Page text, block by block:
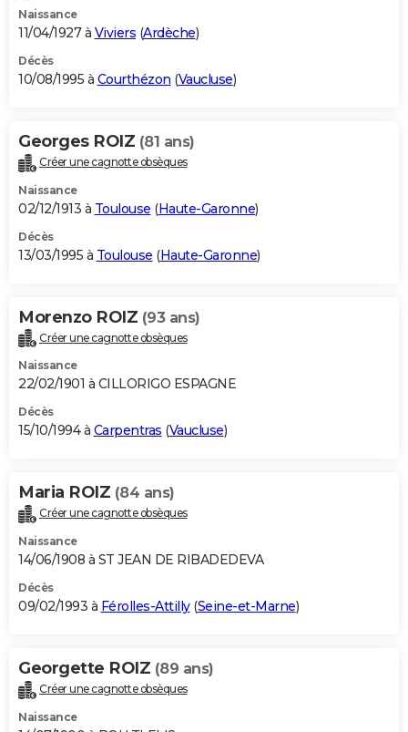
Naissance
11/04/1927 à Viviers (Ardèche)
Décès
10/08/1995 à Courthézon (Vaucluse)
Georges ROIZ (81 ans)
Créer une cagnotte obsèques
Naissance
02/12/1913 à Toulouse (Haute-Garonne)
Décès
13/03/1995 à Toulouse (Haute-Garonne)
Morenzo ROIZ (93 ans)
Créer une cagnotte obsèques
Naissance
22/02/1901 à CILLORIGO ESPAGNE
Décès
15/10/1994 à Carpentras (Vaucluse)
Maria ROIZ (84 ans)
Créer une cagnotte obsèques
Naissance
14/06/1908 à ST JEAN DE RIBADEDEVA
Décès
09/02/1993 à Férolles-Attilly(Seine-et-Marne)
Georgette ROIZ (89 ans)
Créer une cagnotte obsèques
Naissance